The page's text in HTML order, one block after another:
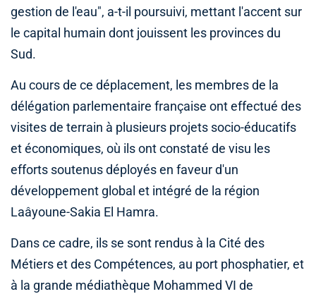
gestion de l'eau", a-t-il poursuivi, mettant l'accent sur
le capital humain dont jouissent les provinces du
Sud.
Au cours de ce déplacement, les membres de la
délégation parlementaire française ont effectué des
visites de terrain à plusieurs projets socio-éducatifs
et économiques, où ils ont constaté de visu les
efforts soutenus déployés en faveur d'un
développement global et intégré de la région
Laâyoune-Sakia El Hamra.
Dans ce cadre, ils se sont rendus à la Cité des
Métiers et des Compétences, au port phosphatier, et
à la grande médiathèque Mohammed VI de